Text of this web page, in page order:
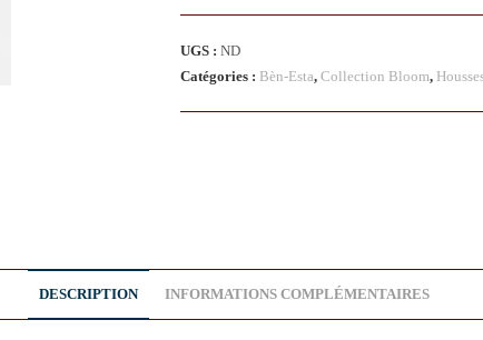
UGS : ND
Catégories : Bèn-Esta, Collection Bloom,
DESCRIPTION INFORMATIONS COMPLÉMENTAIRES